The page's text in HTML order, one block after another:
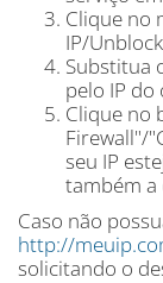
Clique no
IP/
Substitua
pelo IP
Clique no
Firewall"/
seu IP
também a
Caso não
http://
solicitando o